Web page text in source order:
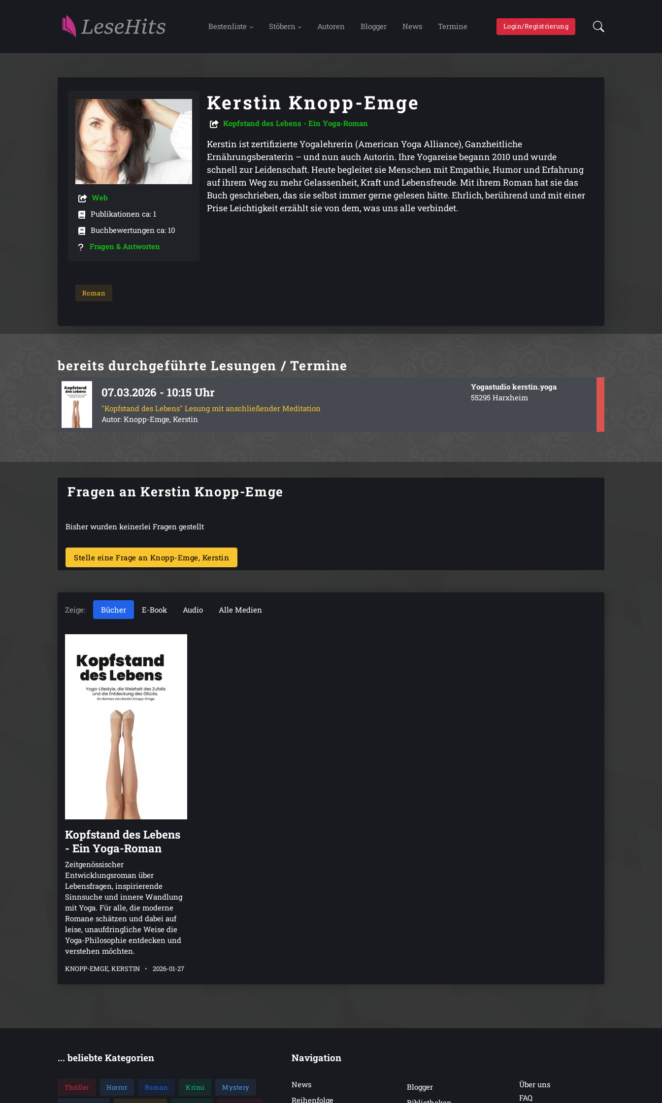
Bestenliste Stöbern Autoren Blogger News Termine Login/Registrierung
Web
Publikationen ca: 1
Buchbewertungen ca: 10
Fragen & Antworten
Kerstin Knopp-Emge
Kopfstand des Lebens - Ein Yoga-Roman
Kerstin ist zertifizierte Yogalehrerin (American Yoga Alliance), Ganzheitliche
Ernährungsberaterin – und nun auch Autorin. Ihre Yogareise begann 2010 und wurde
schnell zur Leidenschaft. Heute begleitet sie Menschen mit Empathie, Humor und Erfahrung
auf ihrem Weg zu mehr Gelassenheit, Kraft und Lebensfreude. Mit ihrem Roman hat sie das
Buch geschrieben, das sie selbst immer gerne gelesen hätte. Ehrlich, berührend und mit einer
Prise Leichtigkeit erzählt sie von dem, was uns alle verbindet.
Roman
bereits durchgeführteLesungen / Termine
07.03.2026 - 10:15 Uhr
"Kopfstand des Lebens" Lesung mit anschließender Meditation
Autor: Knopp-Emge, Kerstin
Yogastudio kerstin.yoga
55295 Harxheim
Fragen an Kerstin Knopp-Emge
Bisher wurden keinerlei Fragen gestellt
Stelle eine Frage an Knopp-Emge, Kerstin
Zeige: Bücher E-Book Audio Alle Medien
Kopfstand des Lebens
- Ein Yoga-Roman
Zeitgenössischer
Entwicklungsroman über
Lebensfragen, inspirierende
Sinnsuche und innere Wandlung
mit Yoga. Für alle, die moderne
Romane schätzen und dabei auf
leise, unaufdringliche Weise die
Yoga-Philosophie entdecken und
verstehen möchten.
KNOPP-EMGE, KERSTIN 2026-01-27
... beliebte Kategorien
Thriller Horror Roman Krimi Mystery
Navigation
News
Reihenfolge
Blogger
Über uns
FAQ